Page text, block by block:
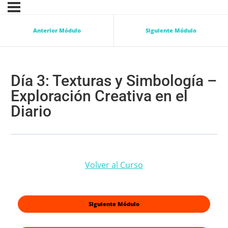
Anterior Módulo Siguiente Módulo
Día 3: Texturas y Simbología –
Exploración Creativa en el
Diario
Volver al Curso
Siguiente Módulo